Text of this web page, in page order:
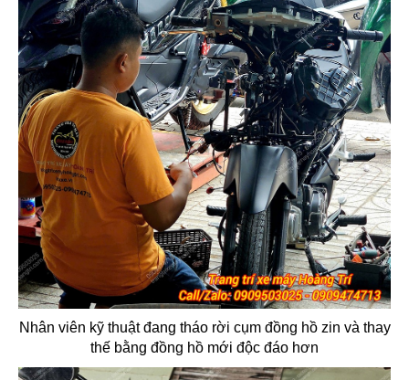
Nhân viên kỹ thuật đang tháo rời cụm đồng hồ zin và thay
thế bằng đồng hồ mới độc đáo hơn